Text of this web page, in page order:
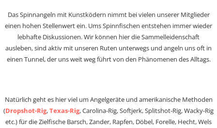
Das Spinnangeln mit Kunstködern nimmt bei vielen unserer Mitglieder
einen hohen Stellenwert ein. Ums Spinnfischen entstehen immer wieder
lebhafte Diskussionen. Wir können hier die Sammelleidenschaft
ausleben, sind aktiv mit unseren Ruten unterwegs und angeln uns oft in
einen Tunnel, der uns weit weg führt von den Phänomenen des Alltags.
Natürlich geht es hier viel um Angelgeräte und amerikanische Methoden
(Dropshot-Rig,Texas-Rig, Carolina-Rig, Softjerk, Splitshot-Rig, Wacky-Rig
etc.) für die Zielfische Barsch, Zander, Rapfen, Döbel, Forelle, Hecht, Wels